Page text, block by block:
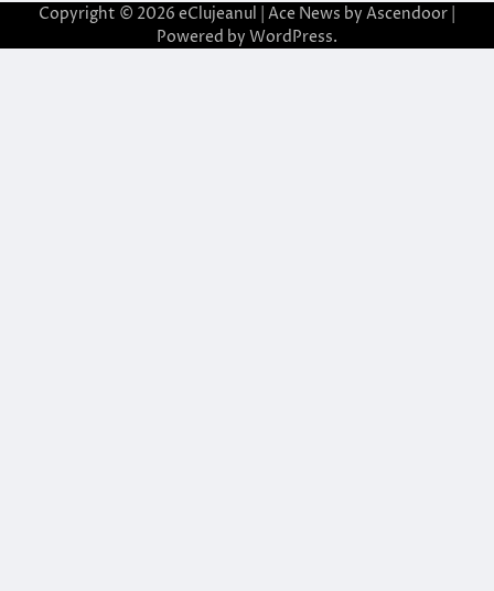
Copyright © 2026 eClujeanul | Ace News by Ascendoor
Powered by WordPress.